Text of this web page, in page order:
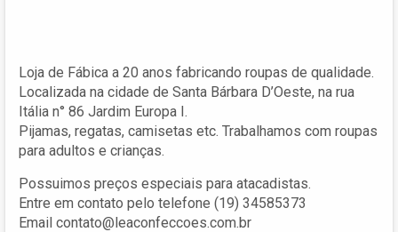
Loja de Fábica a 20 anos fabricando roupas de qualidade.
Localizada na cidade de Santa Bárbara D’Oeste, na rua
Itália n° 86 Jardim Europa I.
Pijamas, regatas, camisetas etc. Trabalhamos com roupas
para adultos e crianças.
Possuimos preços especiais para atacadistas.
Entre em contato pelo telefone (19) 34585373
Email contato@leaconfeccoes.com.br